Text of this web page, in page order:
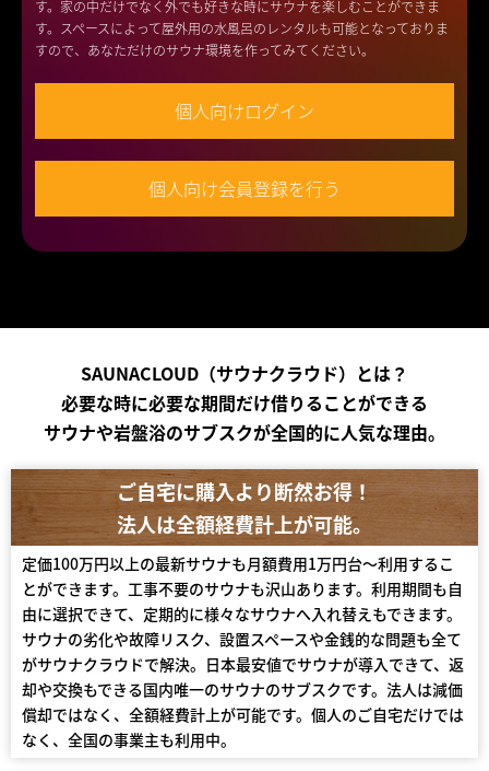
す。家の中だけでなく外でも好きな時にサウナを楽しむことができま
す。スペースによって屋外用の水風呂のレンタルも可能となっておりま
すので、あなただけのサウナ環境を作ってみてください。
個人向けログイン
個人向け会員登録を行う
SAUNACLOUD（サウナクラウド）とは？
必要な時に必要な期間だけ借りることができる
サウナや岩盤浴のサブスクが全国的に人気な理由。
ご自宅に購入より断然お得！
法人は全額経費計上が可能。
定価100万円以上の最新サウナも月額費用1万円台〜利用するこ
とができます。工事不要のサウナも沢山あります。利用期間も自
由に選択できて、定期的に様々なサウナへ入れ替えもできます。
サウナの劣化や故障リスク、設置スペースや金銭的な問題も全て
がサウナクラウドで解決。日本最安値でサウナが導入できて、返
却や交換もできる国内唯一のサウナのサブスクです。法人は減価
償却ではなく、全額経費計上が可能です。個人のご自宅だけでは
なく、全国の事業主も利用中。